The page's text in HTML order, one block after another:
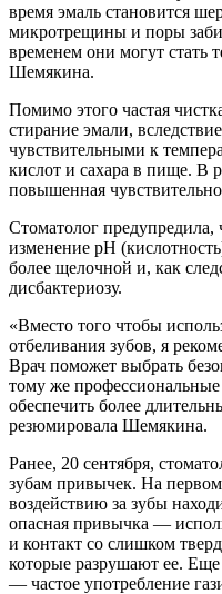
время эмаль становится
микротрещины и поры
временем они могут стать
Шемякина.
Помимо этого частая
стирание эмали,
чувствительными к
кислот и сахара в пище. В
повышенная
Стоматолог предупредила,
изменение pH
более щелочной и, как
дисбактериозу.
«Вместо того чтобы
отбеливания зубов, я
Врач поможет выбрать
тому же
обеспечить более
резюмировала Шемякина.
Ранее, 20 сентября,
зубам привычек. На
воздействию за зубы
опасная привычка —
и контакт со слишком
которые разрушают ее.
— частое употребление